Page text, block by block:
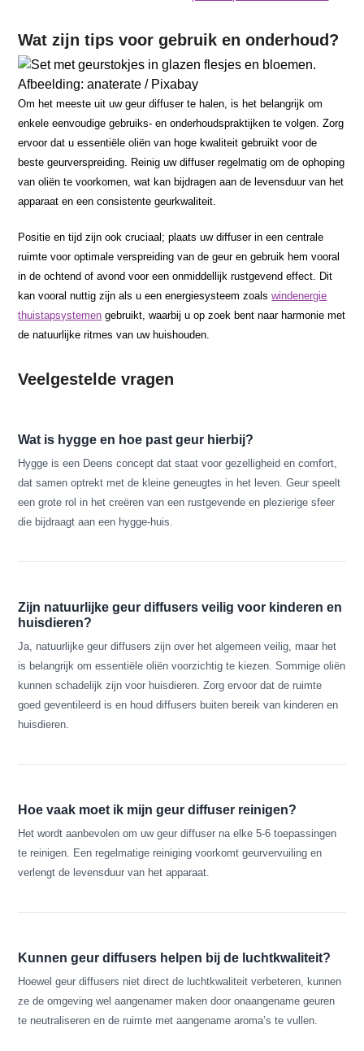
Wat zijn tips voor gebruik en onderhoud?
Afbeelding: anaterate / Pixabay
Om het meeste uit uw geur diffuser te halen, is het belangrijk om
enkele eenvoudige gebruiks- en onderhoudspraktijken te volgen. Zorg
ervoor dat u essentiële oliën van hoge kwaliteit gebruikt voor de
beste geurverspreiding. Reinig uw diffuser regelmatig om de ophoping
van oliën te voorkomen, wat kan bijdragen aan de levensduur van het
apparaat en een consistente geurkwaliteit.
Positie en tijd zijn ook cruciaal; plaats uw diffuser in een centrale
ruimte voor optimale verspreiding van de geur en gebruik hem vooral
in de ochtend of avond voor een onmiddellijk rustgevend effect. Dit
kan vooral nuttig zijn als u een energiesysteem zoalswindenergie
thuistapsystemen gebruikt, waarbij u op zoek bent naar harmonie met
de natuurlijke ritmes van uw huishouden.
Veelgestelde vragen
Wat is hygge en hoe past geur hierbij?
Hygge is een Deens concept dat staat voor gezelligheid en comfort,
dat samen optrekt met de kleine geneugtes in het leven. Geur speelt
een grote rol in het creëren van een rustgevende en plezierige sfeer
die bijdraagt aan een hygge-huis.
Zijn natuurlijke geur diffusers veilig voor kinderen en
huisdieren?
Ja, natuurlijke geur diffusers zijn over het algemeen veilig, maar het
is belangrijk om essentiële oliën voorzichtig te kiezen. Sommige oliën
kunnen schadelijk zijn voor huisdieren. Zorg ervoor dat de ruimte
goed geventileerd is en houd diffusers buiten bereik van kinderen en
huisdieren.
Hoe vaak moet ik mijn geur diffuser reinigen?
Het wordt aanbevolen om uw geur diffuser na elke 5-6 toepassingen
te reinigen. Een regelmatige reiniging voorkomt geurvervuiling en
verlengt de levensduur van het apparaat.
Kunnen geur diffusers helpen bij de luchtkwaliteit?
Hoewel geur diffusers niet direct de luchtkwaliteit verbeteren, kunnen
ze de omgeving wel aangenamer maken door onaangename geuren
te neutraliseren en de ruimte met aangename aroma’s te vullen.